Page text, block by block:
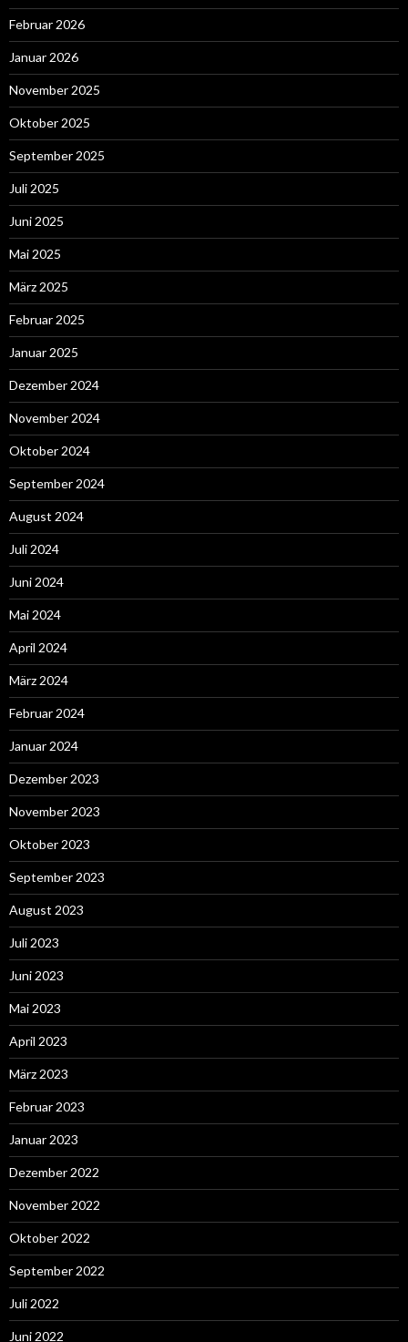
Februar 2026
Januar 2026
November 2025
Oktober 2025
September 2025
Juli 2025
Juni 2025
Mai 2025
März 2025
Februar 2025
Januar 2025
Dezember 2024
November 2024
Oktober 2024
September 2024
August 2024
Juli 2024
Juni 2024
Mai 2024
April 2024
März 2024
Februar 2024
Januar 2024
Dezember 2023
November 2023
Oktober 2023
September 2023
August 2023
Juli 2023
Juni 2023
Mai 2023
April 2023
März 2023
Februar 2023
Januar 2023
Dezember 2022
November 2022
Oktober 2022
September 2022
Juli 2022
Juni 2022